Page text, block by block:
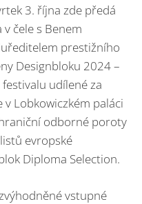
3. října zde předá
čele s Benem
prestižního
Designbloku 2024 –
udílené za
Lobkowiczkém paláci
odborné poroty
evropské
Diploma Selection.
vstupné